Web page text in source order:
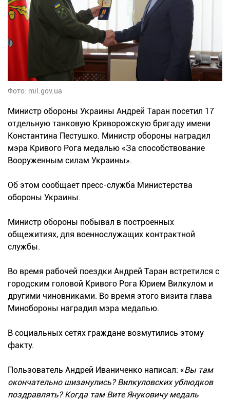
Фото: mil.gov.ua
Министр обороны Украины Андрей Таран посетил 17
отдельную танковую Криворожскую бригаду имени
Константина Пестушко. Министр обороны наградил
мэра Кривого Рога медалью «За способствование
Вооруженным силам Украины».
Об этом сообщает пресс-служба Министерства
обороны Украины.
Министр обороны побывал в построенных
общежитиях, для военнослужащих контрактной
службы.
Во время рабочей поездки Андрей Таран встретился с
городским головой Кривого Рога Юрием Вилкулом и
другими чиновниками. Во время этого визита глава
Минобороны наградил мэра медалью.
В социальных сетях граждане возмутились этому
факту.
Пользователь Андрей Иваниченко написал: «Вы там
окончательно шизанулись? Вилкуловских ублюдков
поздравлять? Когда там Вите Януковичу медаль